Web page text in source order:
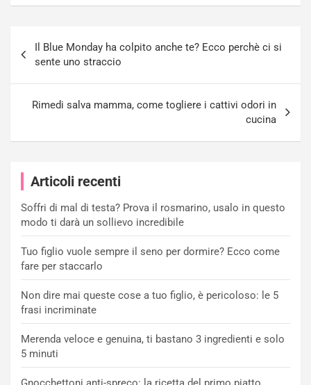
articoli
Il Blue Monday ha colpito anche te? Ecco perchè ci si
sente uno straccio
Rimedi salva mamma, come togliere i cattivi odori in
cucina
Articoli recenti
Soffri di mal di testa? Prova il rosmarino, usalo in questo
modo ti darà un sollievo incredibile
Tuo figlio vuole sempre il seno per dormire? Ecco come
fare per staccarlo
Non dire mai queste cose a tuo figlio, è pericoloso: le 5
frasi incriminate
Merenda veloce e genuina, ti bastano 3 ingredienti e solo
5 minuti